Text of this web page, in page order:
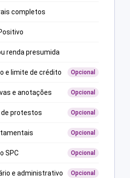
completos
renda presumida
e limite de crédito Opcional
e anotações Opcional
protestos Opcional
Opcional
SPC Opcional
e administrativo Opcional